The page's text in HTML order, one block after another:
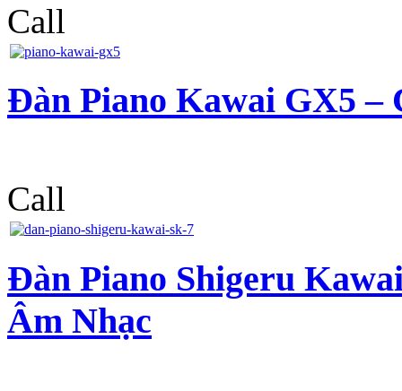
Call
Đàn Piano Kawai GX5 –
Call
Đàn Piano Shigeru
Âm Nhạc